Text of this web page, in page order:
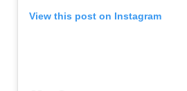
View this post on Instagram